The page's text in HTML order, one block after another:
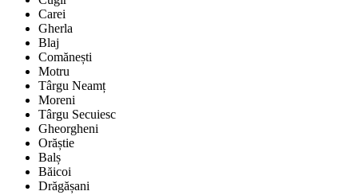
Carei
Gherla
Blaj
Comănești
Motru
Târgu Neamț
Moreni
Târgu Secuiesc
Gheorgheni
Orăștie
Balș
Băicoi
Drăgășani